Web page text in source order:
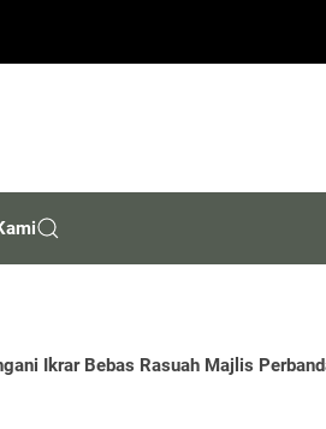
Ikrar Bebas Rasuah Majlis